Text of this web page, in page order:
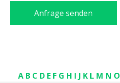
Anfrage senden
A B C D E F G H I J K L M N O